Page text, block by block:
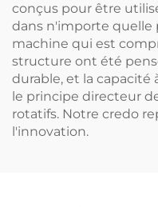
conçus pour être
dans n'importe quelle
machine qui est
structure ont été
durable, et la
le principe directeur
rotatifs. Notre credo
l'innovation.